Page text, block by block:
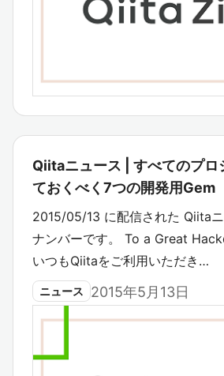
Qiitaニュース | すべてのプロ
ておくべく7つの開発用Gem
2015/05/13 に配信された Qiita
ナンバーです。 To a Great
いつもQiitaをご利用いただき…
ニュース 2015年5月13日